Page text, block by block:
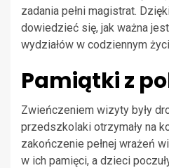
zadania pełni magistrat.
dowiedzieć się, jak ważna
wydziałów w codziennym
Pamiątki z
Zwieńczeniem wizyty były
przedszkolaki otrzymały na
zakończenie pełnej wrażeń
w ich pamięci, a dzieci